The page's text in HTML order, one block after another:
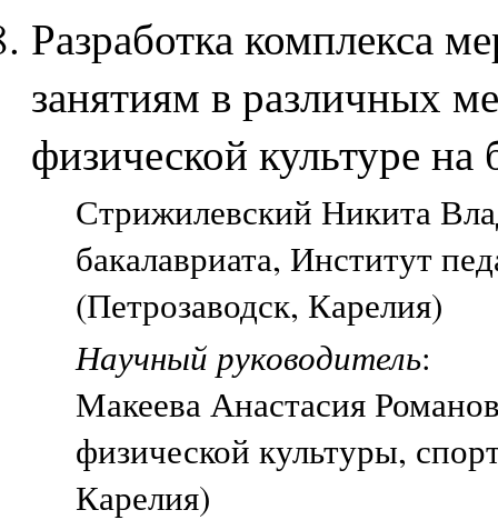
Разработка комплекса
занятиям в различных
физической культуре
Стрижилевский Никита
бакалавриата, Институт
(Петрозаводск, Карелия)
Научный руководитель:
Макеева Анастасия
физической культуры,
Карелия)